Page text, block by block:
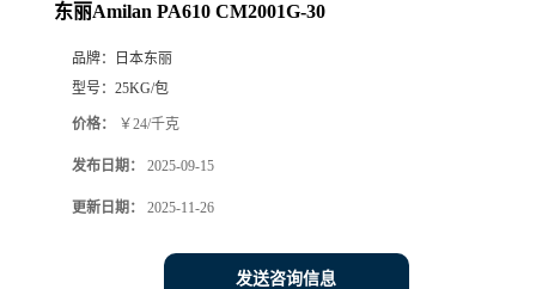
东丽Amilan PA610 CM2001G-30
品牌：
日本东丽
型号： 25KG/包
价格： ￥24/千克
发布日期： 2025-09-15
更新日期： 2025-11-26
发送咨询信息